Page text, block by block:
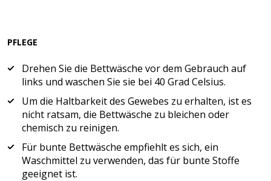
PFLEGE
Drehen Sie die Bettwäsche vor dem Gebrauch auf
links und waschen Sie sie bei 40 Grad Celsius.
Um die Haltbarkeit des Gewebes zu erhalten, ist es
nicht ratsam, die Bettwäsche zu bleichen oder
chemisch zu reinigen.
Für bunte Bettwäsche empfiehlt es sich, ein
Waschmittel zu verwenden, das für bunte Stoffe
geeignet ist.